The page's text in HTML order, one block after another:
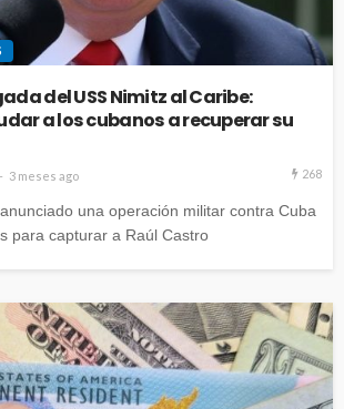
del USS Nimitz al Caribe:
a los cubanos a recuperar su
3 meses ago 268
una operación militar contra Cuba
para capturar a Raúl Castro